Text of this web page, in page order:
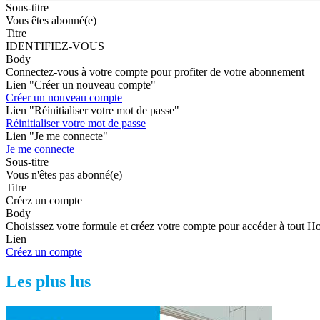
Sous-titre
Vous êtes abonné(e)
Titre
IDENTIFIEZ-VOUS
Body
Connectez-vous à votre compte pour profiter de votre abonnement
Lien "Créer un nouveau compte"
Créer un nouveau compte
Lien "Réinitialiser votre mot de passe"
Réinitialiser votre mot de passe
Lien "Je me connecte"
Je me connecte
Sous-titre
Vous n'êtes pas abonné(e)
Titre
Créez un compte
Body
Choisissez votre formule et créez votre compte pour accéder à tout
Lien
Créez un compte
Les plus lus